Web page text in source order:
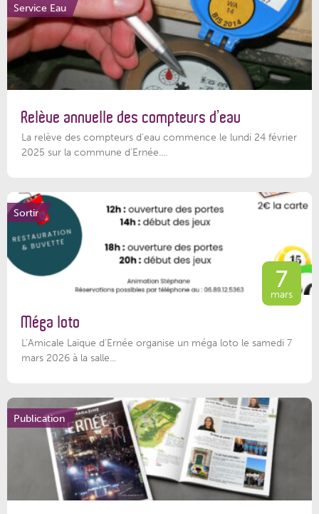
Service Eau
Relève annuelle des compteurs d’eau
La relève des compteurs d'eau commence le lundi 24 février
2025 sur la commune d’Ernée....
Sortir
7
mars
Méga loto
L’Amicale Laïque d’Ernée organise un méga loto le samedi 7
mars 2026 à la salle...
Publication